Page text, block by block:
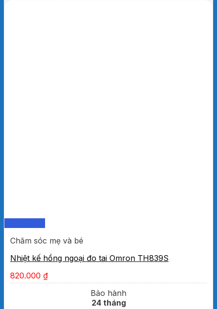
Chăm sóc mẹ và bé
Nhiệt kế hồng ngoại đo tai Omron TH839S
820.000 ₫
Bảo hành
24 tháng